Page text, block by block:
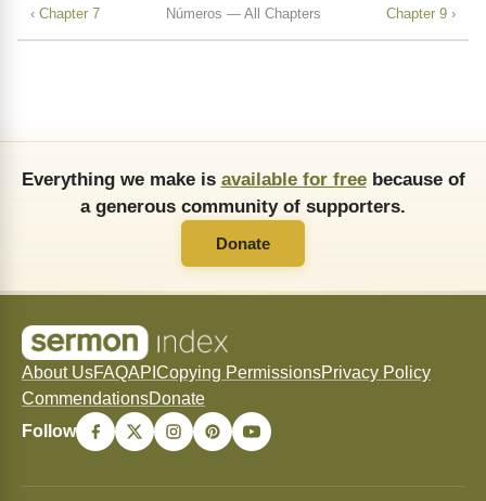
‹ Chapter 7 Números — All Chapters Chapter 9 ›
Everything we make is available for freebecause of
a generous community of supporters.
Donate
About UsFAQAPI Copying PermissionsPrivacy Policy
CommendationsDonate
Follow